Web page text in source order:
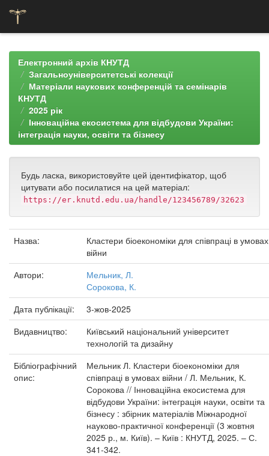
navigationЕлектронний архів КНУТД
Загальноуніверситетські колекції
Матеріали наукових конференцій та семінарів
КНУТД
2025 рік
Інноваційна екосистема для відбудови України:
інтеграція науки, освіти та бізнесу
Будь ласка, використовуйте цей ідентифікатор, щоб
цитувати або посилатися на цей матеріал:
https://er.knutd.edu.ua/handle/123456789/32623
Назва:
Кластери біоекономіки для співпраці в умовах
війни
Автори:
Мельник, Л.
Сорокова, К.
Дата публікації:
3-жов-2025
Видавництво:
Київський національний університет
технологій та дизайну
Бібліографічний
опис:
Мельник Л. Кластери біоекономіки для
співпраці в умовах війни / Л. Мельник, К.
Сорокова // Інноваційна екосистема для
відбудови України: інтеграція науки, освіти та
бізнесу : збірник матеріалів Міжнародної
науково-практичної конференції (3 жовтня
2025 р., м. Київ). – Київ : КНУТД, 2025. – С.
341-342.